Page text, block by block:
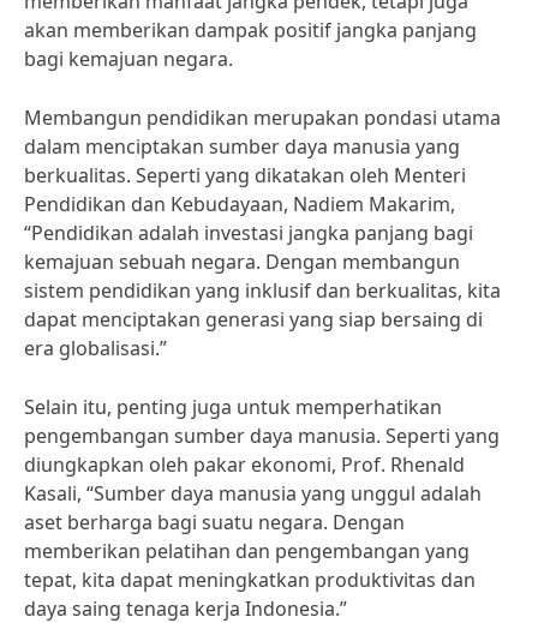
akan memberikan dampak positif jangka panjang
bagi kemajuan negara.
Membangun pendidikan merupakan pondasi utama
dalam menciptakan sumber daya manusia yang
berkualitas. Seperti yang dikatakan oleh Menteri
Pendidikan dan Kebudayaan, Nadiem Makarim,
“Pendidikan adalah investasi jangka panjang bagi
kemajuan sebuah negara. Dengan membangun
sistem pendidikan yang inklusif dan berkualitas, kita
dapat menciptakan generasi yang siap bersaing di
era globalisasi.”
Selain itu, penting juga untuk memperhatikan
pengembangan sumber daya manusia. Seperti yang
diungkapkan oleh pakar ekonomi, Prof. Rhenald
Kasali, “Sumber daya manusia yang unggul adalah
aset berharga bagi suatu negara. Dengan
memberikan pelatihan dan pengembangan yang
tepat, kita dapat meningkatkan produktivitas dan
daya saing tenaga kerja Indonesia.”